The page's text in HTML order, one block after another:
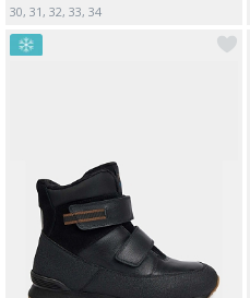
30, 31, 32, 33, 34